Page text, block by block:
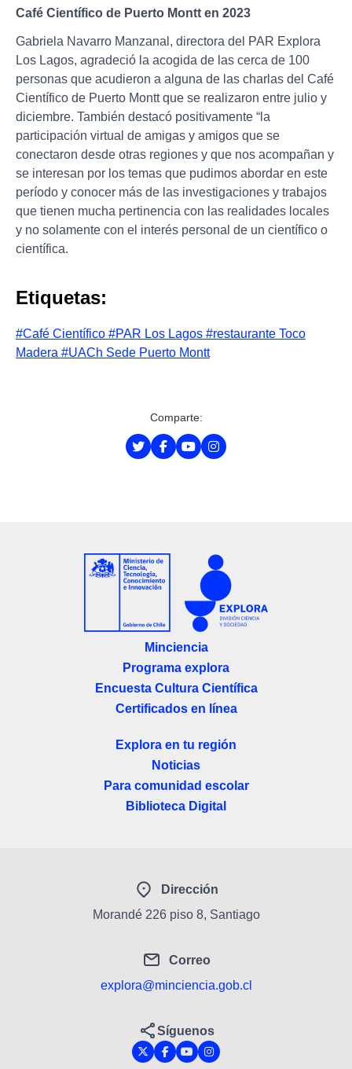
Café Científico de Puerto Montt en 2023
Gabriela Navarro Manzanal, directora del PAR Explora
Los Lagos, agradeció la acogida de las cerca de 100
personas que acudieron a alguna de las charlas del Café
Científico de Puerto Montt que se realizaron entre julio y
diciembre. También destacó positivamente “la
participación virtual de amigas y amigos que se
conectaron desde otras regiones y que nos acompañan y
se interesan por los temas que pudimos abordar en este
período y conocer más de las investigaciones y trabajos
que tienen mucha pertinencia con las realidades locales
y no solamente con el interés personal de un científico o
científica.
Etiquetas:
#Café Científico #PAR Los Lagos #restaurante Toco
Madera #UACh Sede Puerto Montt
Comparte:
Minciencia
Programa explora
Encuesta Cultura Científica
Certificados en línea
Explora en tu región
Noticias
Para comunidad escolar
Biblioteca Digital
Dirección
Morandé 226 piso 8, Santiago
Correo
explora@minciencia.gob.cl
Síguenos